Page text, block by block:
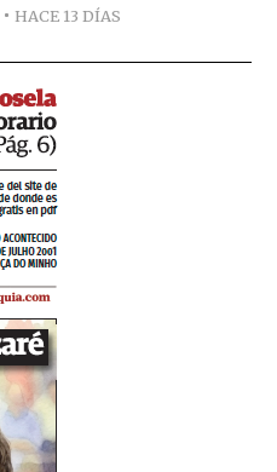
HACE 13 DÍAS